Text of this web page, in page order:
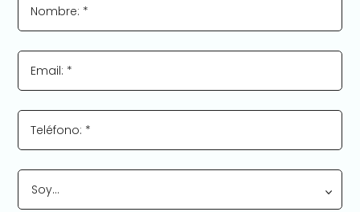
Nombre: *
Email: *
Teléfono: *
Soy…